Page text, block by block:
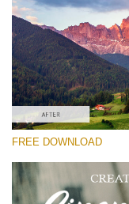
Entire Collection
FREE DOWNLOAD